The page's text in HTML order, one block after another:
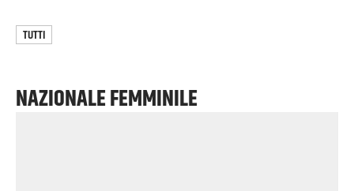
TUTTI
NAZIONALE FEMMINILE